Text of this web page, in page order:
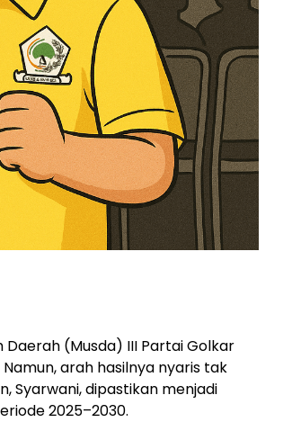
Daerah (Musda) III Partai Golkar
arah hasilnya nyaris tak
Syarwani, dipastikan menjadi
2025–2030.